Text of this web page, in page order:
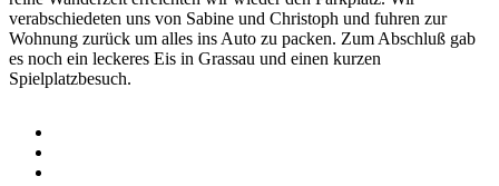
verabschiedeten uns von Sabine und Christoph und fuhren zur
Wohnung zurück um alles ins Auto zu packen. Zum Abschluß gab
es noch ein leckeres Eis in Grassau und einen kurzen
Spielplatzbesuch.